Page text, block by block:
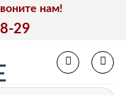
нам!
29